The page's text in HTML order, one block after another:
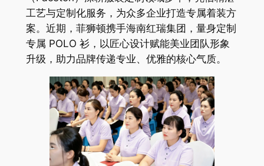
工艺与定制化服务，为众多企业打造专属着装方
案。近期，菲狮顿携手海南红瑞集团，量身定制
专属 POLO 衫，以匠心设计赋能美业团队形象
升级，助力品牌传递专业、优雅的核心气质。